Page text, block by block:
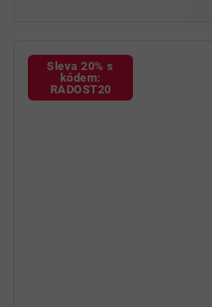
Sleva 20% s
kódem:
RADOST20